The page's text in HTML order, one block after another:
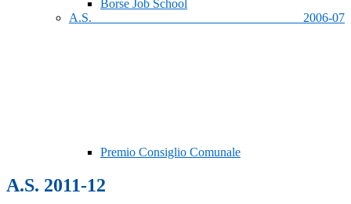
Borse Job School
A.S. 2006-07
Premio Consiglio Comunale
A.S. 2011-12